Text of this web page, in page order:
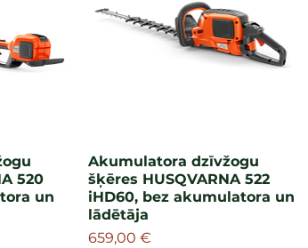
520
un
Akumulatora dzīvžogu
šķēres HUSQVARNA 522
iHD60, bez akumulatora un
lādētāja
Cena
659,00 €